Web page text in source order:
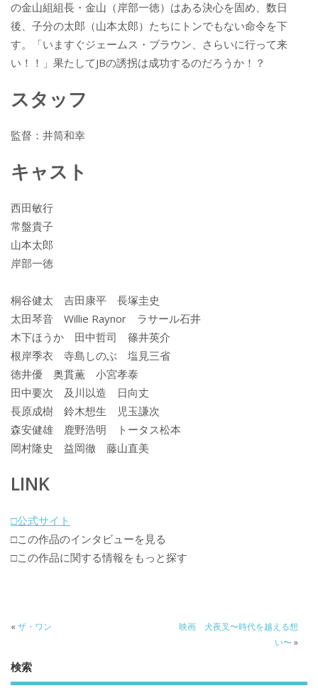
の金山組組長・金山（岸部一徳）はある決心を固め、数日
後、子分の太郎（山本太郎）たちにトンでもない命令を下
す。「いますぐジェームス・ブラウン、さらいに行って来
い！！」果たしてJBの誘拐は成功するのだろうか！？
スタッフ
監督：井筒和幸
キャスト
西田敏行
常盤貴子
山本太郎
岸部一徳
桐谷健太 吉田康平 長塚圭史
太田琴音 Willie Raynor ラサール石井
木下ほうか 田中哲司 篠井英介
根岸季衣 寺島しのぶ 塩見三省
徳井優 奥貫薫 小宮孝泰
田中要次 及川以造 日向丈
長原成樹 鈴木想生 児玉謙次
森安健雄 鹿野浩明 トータス松本
岡村隆史 益岡徹 藤山直美
LINK
□公式サイト
□この作品のインタビューを見る
□この作品に関する情報をもっと探す
« ザ・ワン
映画 犬夜叉〜時代を越える想
い〜»
検索